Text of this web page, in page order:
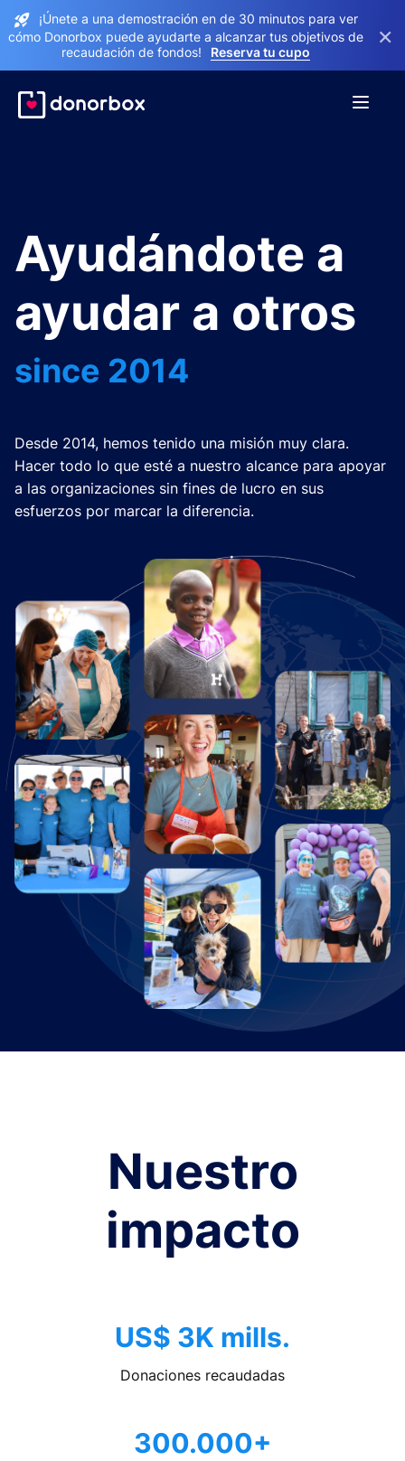
¡Únete a una demostración en de 30 minutos para ver
cómo Donorbox puede ayudarte a alcanzar tus objetivos de
recaudación de fondos!
Reserva tu cupo
×
Ayudándote a
ayudar a otros
since 2014
Desde 2014, hemos tenido una misión muy clara.
Hacer todo lo que esté a nuestro alcance para apoyar
a las organizaciones sin fines de lucro en sus
esfuerzos por marcar la diferencia.
Nuestro
impacto
US$ 3K mills.
Donaciones recaudadas
300.000+